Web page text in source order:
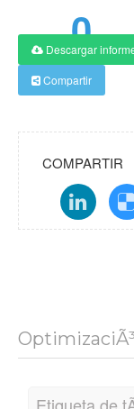
0
PuntuaciÃ³n
Descargar
Compartir
COMPARTIR